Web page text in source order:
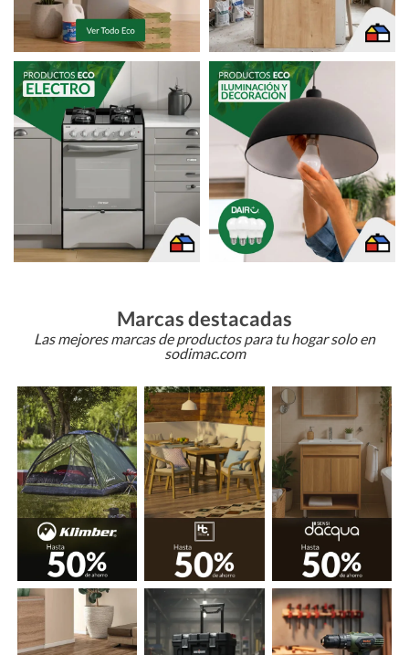
Marcas destacadas
Las mejores marcas de productos para tu hogar solo en
sodimac.com